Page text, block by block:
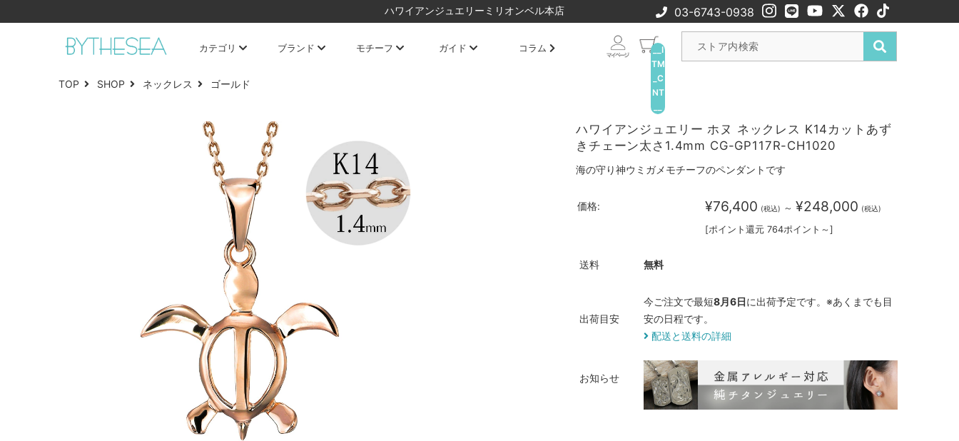
ハワイアンジュエリーミリオンベル本店 03-6743-0938
カテゴリ ブランド モチーフ ガイド コラム
__I
TM
_C
NT
TOP SHOP ネックレス ゴールド
ハワイアンジュエリー ホヌ ネックレス K14カットあず
きチェーン太さ1.4mm CG-GP117R-CH1020
海の守り神ウミガメモチーフのペンダントです
価格: ¥76,400 (税込) ～ ¥248,000 (税込)
[ポイント還元 764ポイント～]
送料 無料
出荷目安
今ご注文で最短8月6日に出荷予定です。※あくまでも目
安の日程です。
配送と送料の詳細
お知らせ